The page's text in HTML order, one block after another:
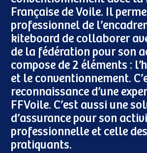
Française de Voile. Il
professionnel de
kiteboard de collaborer
de la fédération pour son
compose de 2 éléments :
et le conventionnement.
reconnaissance d’une
FFVoile. C’est aussi une
d’assurance pour son
professionnelle et celle des
pratiquants.